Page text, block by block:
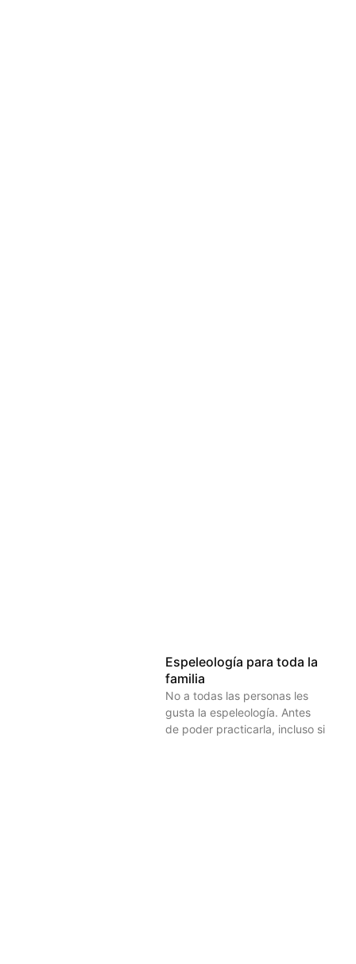
Espeleología para toda la
familia
No a todas las personas les
gusta la espeleología. Antes
de poder practicarla, incluso si